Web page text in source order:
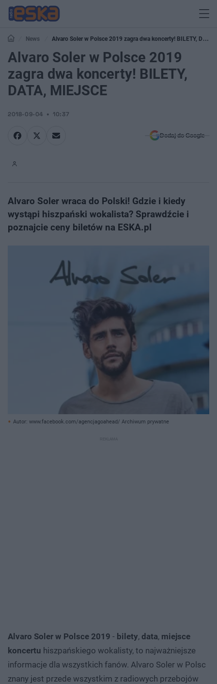
News
Alvaro Soler w Polsce 2019 zagra dwa koncerty! BILETY, DATA,
MIEJSCE
Alvaro Soler w Polsce 2019
zagra dwa koncerty! BILETY,
DATA, MIEJSCE
2018-09-04 10:37
Dodaj do Google
Alvaro Soler wraca do Polski! Gdzie i kiedy
wystąpi hiszpański wokalista? Sprawdźcie i
poznajcie ceny biletów na ESKA.pl
Autor: www.facebook.com/agencjagoahead/ Archiwum prywatne
Alvaro Soler w Polsce 2019 - bilety, data, miejsce
koncertu hiszpańskiego wokalisty, to najważniejsze
informacje dla wszystkich fanów. Alvaro Soler w Polsc
znany jest przede wszystkim z radiowych przebojów